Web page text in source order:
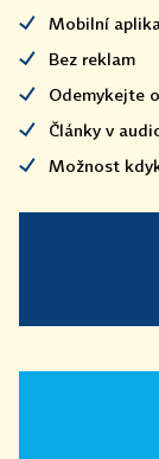
Mobilní
Bez reklam
Odemykejte
Články v
Možnost